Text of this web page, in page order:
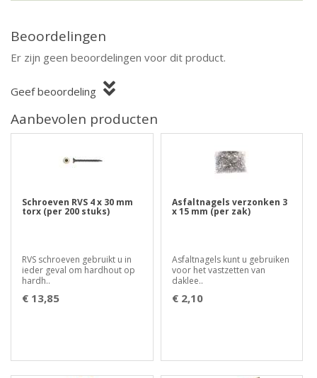
Beoordelingen
Er zijn geen beoordelingen voor dit product.
Geef beoordeling
Aanbevolen producten
Schroeven RVS 4 x 30 mm
torx (per 200 stuks)
RVS schroeven gebruikt u in
ieder geval om hardhout op
hardh..
€ 13,85
Asfaltnagels verzonken 3
x 15 mm (per zak)
Asfaltnagels kunt u gebruiken
voor het vastzetten van
daklee..
€ 2,10